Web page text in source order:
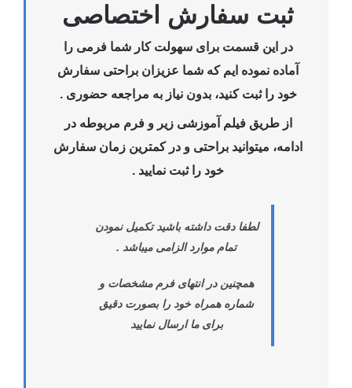
ثبت سفارش اختصاصی
در این قسمت برای سهولت کار شما فرمی را
آماده نموده ایم که شما عزیزان براحتی سفارش
خود را ثبت کنید، بدون نیاز به مراجعه حضوری .
از طریق فیلم آموزشی زیر و فرم مربوطه در
ادامه، میتوانید براحتی و در کمترین زمان سفارش
خود را ثبت نمایید .
لطفا دقت داشته باشید تکمیل نمودن
تمام موارد الزامی میباشد .
همچنین در انتهای فرم مشخصات و
شماره همراه خود را بصورت دقیق
برای ما ارسال نمایید